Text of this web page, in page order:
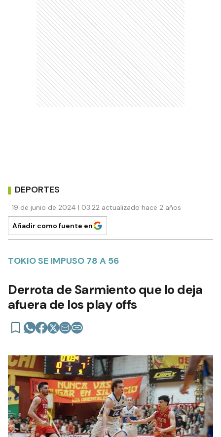
DEPORTES
19 de junio de 2024 | 03:22 actualizado hace 2 años
Añadir como fuente en
TOKIO SE IMPUSO 78 A 56
Derrota de Sarmiento que lo deja
afuera de los play offs